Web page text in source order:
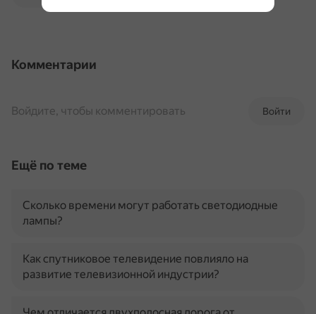
Комментарии
Войти
Войдите, чтобы комментировать
Ещё по теме
Сколько времени могут работать светодиодные
лампы?
Как спутниковое телевидение повлияло на
развитие телевизионной индустрии?